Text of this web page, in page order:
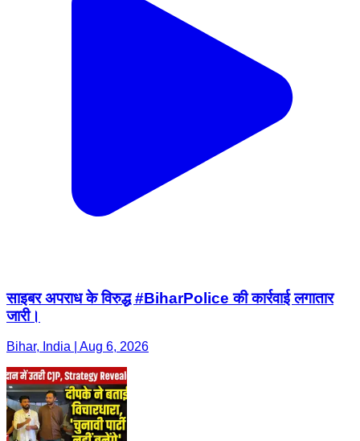
साइबर अपराध के विरुद्ध #BiharPolice की कार्रवाई लगातार
जारी।
Bihar, India | Aug 6, 2026